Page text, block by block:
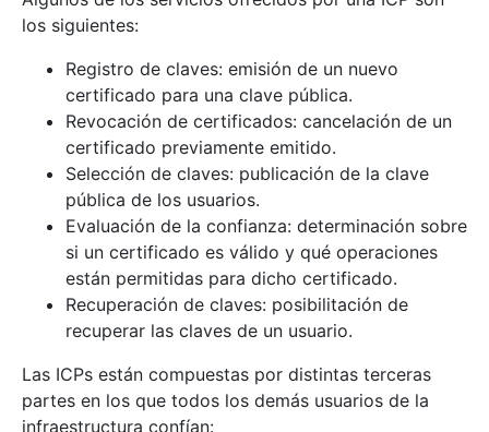
los siguientes:
Registro de claves: emisión de un nuevo
certificado para una clave pública.
Revocación de certificados: cancelación de un
certificado previamente emitido.
Selección de claves: publicación de la clave
pública de los usuarios.
Evaluación de la confianza: determinación sobre
si un certificado es válido y qué operaciones
están permitidas para dicho certificado.
Recuperación de claves: posibilitación de
recuperar las claves de un usuario.
Las ICPs están compuestas por distintas terceras
partes en los que todos los demás usuarios de la
infraestructura confían: